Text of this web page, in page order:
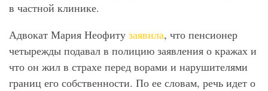
в частной клинике.
Адвокат Мария Неофиту заявила, что пенсионер
четырежды подавал в полицию заявления о кражах и
что он жил в страхе перед ворами и нарушителями
границ его собственности. По ее словам, речь идет о